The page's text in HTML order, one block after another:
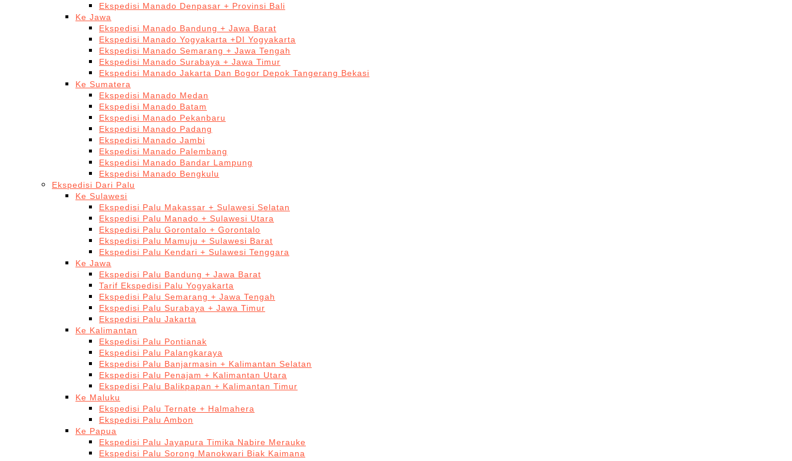
Ekspedisi Manado Denpasar + Provinsi Bali
Ke Jawa
Ekspedisi Manado Bandung + Jawa Barat
Ekspedisi Manado Yogyakarta +DI Yogyakarta
Ekspedisi Manado Semarang + Jawa Tengah
Ekspedisi Manado Surabaya + Jawa Timur
Ekspedisi Manado Jakarta Dan Bogor Depok Tangerang Bekasi
Ke Sumatera
Ekspedisi Manado Medan
Ekspedisi Manado Batam
Ekspedisi Manado Pekanbaru
Ekspedisi Manado Padang
Ekspedisi Manado Jambi
Ekspedisi Manado Palembang
Ekspedisi Manado Bandar Lampung
Ekspedisi Manado Bengkulu
Ekspedisi Dari Palu
Ke Sulawesi
Ekspedisi Palu Makassar + Sulawesi Selatan
Ekspedisi Palu Manado + Sulawesi Utara
Ekspedisi Palu Gorontalo + Gorontalo
Ekspedisi Palu Mamuju + Sulawesi Barat
Ekspedisi Palu Kendari + Sulawesi Tenggara
Ke Jawa
Ekspedisi Palu Bandung + Jawa Barat
Tarif Ekspedisi Palu Yogyakarta
Ekspedisi Palu Semarang + Jawa Tengah
Ekspedisi Palu Surabaya + Jawa Timur
Ekspedisi Palu Jakarta
Ke Kalimantan
Ekspedisi Palu Pontianak
Ekspedisi Palu Palangkaraya
Ekspedisi Palu Banjarmasin + Kalimantan Selatan
Ekspedisi Palu Penajam + Kalimantan Utara
Ekspedisi Palu Balikpapan + Kalimantan Timur
Ke Maluku
Ekspedisi Palu Ternate + Halmahera
Ekspedisi Palu Ambon
Ke Papua
Ekspedisi Palu Jayapura Timika Nabire Merauke
Ekspedisi Palu Sorong Manokwari Biak Kaimana